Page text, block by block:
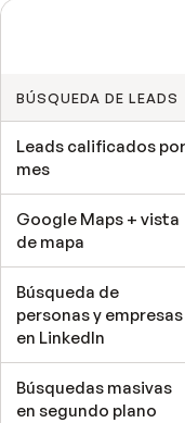
BÚSQUEDA DE LEADS
Leads calificados por
mes
Google Maps + vista
de mapa
Búsqueda de
personas y empresas
en LinkedIn
Búsquedas masivas
en segundo plano